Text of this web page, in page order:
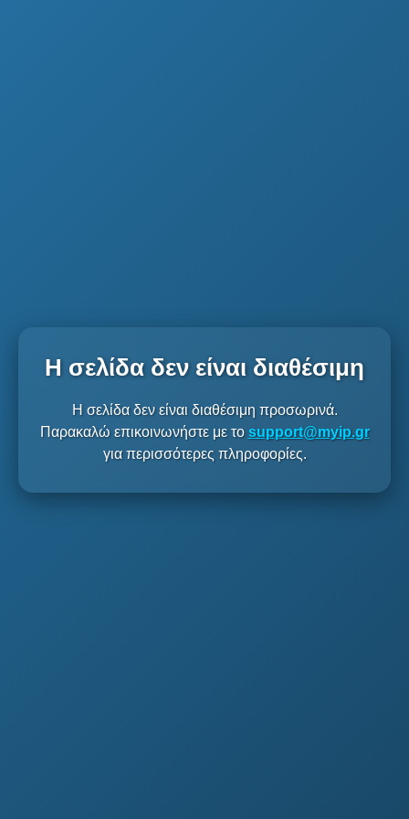
Η σελίδα δεν είναι διαθέσιμη
Η σελίδα δεν είναι διαθέσιμη προσωρινά.
Παρακαλώ επικοινωνήστε με το support@myip.gr
για περισσότερες πληροφορίες.